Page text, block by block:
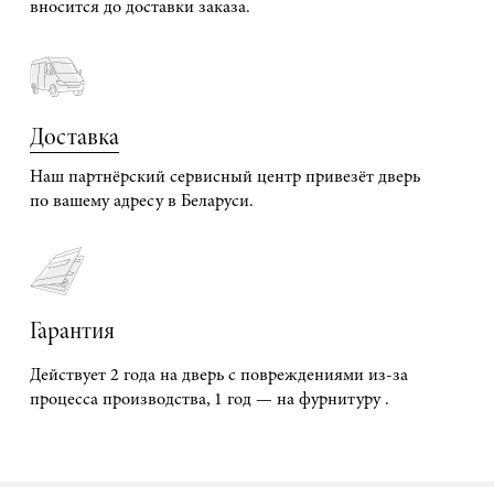
вносится до доставки заказа.
Доставка
Наш партнёрский сервисный центр привезёт дверь
по вашему адресу в Беларуси.
Гарантия
Действует 2 года на дверь с повреждениями из-за
процесса производства, 1 год — на фурнитуру .